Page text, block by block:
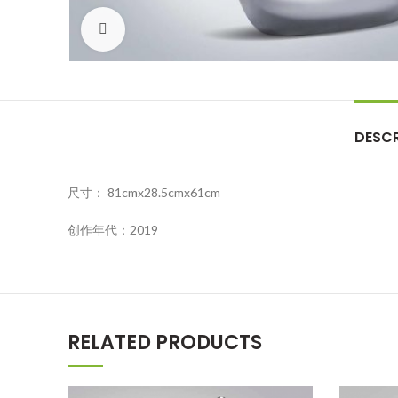
Click to enlarge
尺寸： 81cmx28.5cmx61cm
创作年代：2019
RELATED PRODUCTS